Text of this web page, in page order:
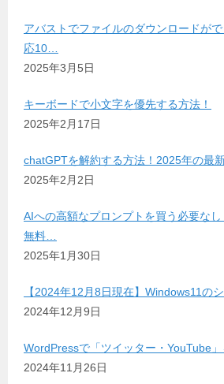
アバストでファイルのダウンロードが
応10…
2025年3月5日
キーボードで小文字を優先する方法！
2025年2月17日
chatGPTを解約する方法！2025年の最新
2025年2月2日
AIへの高額なプロンプトを買う必要な
無料…
2025年1月30日
【2024年12月8日現在】Windows11の
2024年12月9日
WordPressで「ツイッター・YouTube
2024年11月26日